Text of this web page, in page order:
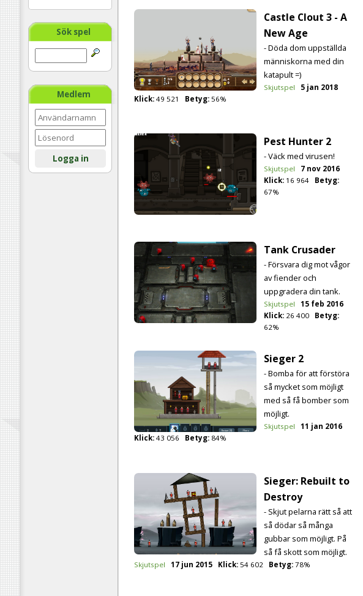
Sök spel
Medlem
Logga in
Castle Clout 3 - A
New Age
- Döda dom uppställda
människorna med din
katapult =)
Skjutspel
5 jan 2018
Klick: 49 521 Betyg: 56%
Pest Hunter 2
- Väck med virusen!
Skjutspel
7 nov 2016
Klick: 16 964
Betyg:
67%
Tank Crusader
- Försvara dig mot vågor
av fiender och
uppgradera din tank.
Skjutspel
15 feb 2016
Klick: 26 400
Betyg:
62%
Sieger 2
- Bomba för att förstöra
så mycket som möjligt
med så få bomber som
möjligt.
Skjutspel
11 jan 2016
Klick: 43 056 Betyg: 84%
Sieger: Rebuilt to
Destroy
- Skjut pelarna rätt så att
så dödar så många
gubbar som möjligt. På
så få skott som möjligt.
Skjutspel 17 jun 2015 Klick: 54 602 Betyg: 78%